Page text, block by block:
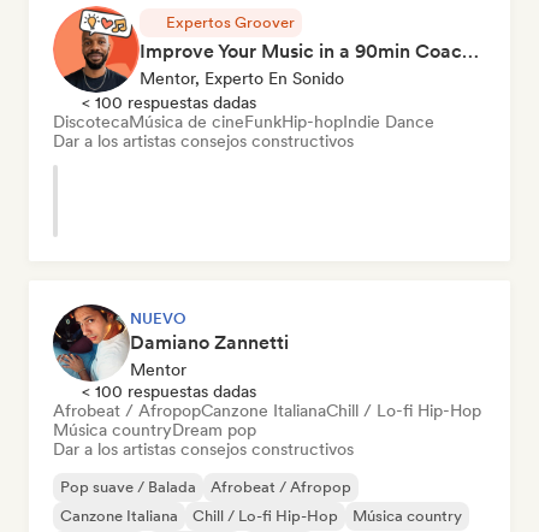
Expertos Groover
Improve Your Music in a 90min Coaching Session
Mentor, Experto En Sonido
< 100 respuestas dadas
DiscotecaMúsica de cineFunkHip-hopIndie Dance
Dar a los artistas consejos constructivos
NUEVO
Damiano Zannetti
Mentor
< 100 respuestas dadas
Afrobeat / AfropopCanzone ItalianaChill / Lo-fi Hip-Hop
Música countryDream pop
Dar a los artistas consejos constructivos
Pop suave / Balada
Afrobeat / Afropop
Canzone Italiana
Chill / Lo-fi Hip-Hop
Música country